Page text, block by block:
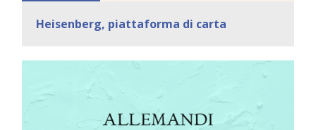
Heisenberg, piattaforma di carta